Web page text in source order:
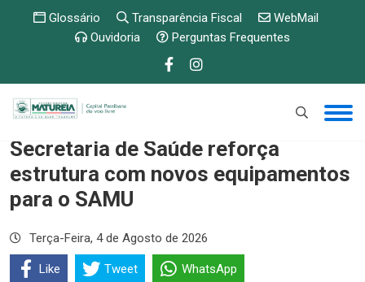
Glossário Transparência Fiscal
WebMail
Ouvidoria
Perguntas Frequentes
Secretaria de Saúde reforça
estrutura com novos equipamentos
para o SAMU
Terça-Feira, 4 de Agosto de 2026
Like Tweet
WhatsApp